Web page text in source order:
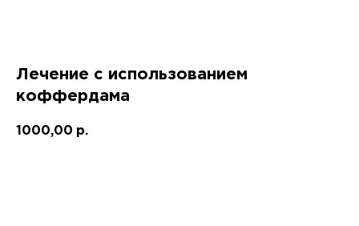
Лечение с использованием
коффердама
1000,00 р.